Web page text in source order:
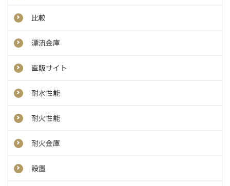
比較
漂流金庫
直販サイト
耐水性能
耐火性能
耐火金庫
設置